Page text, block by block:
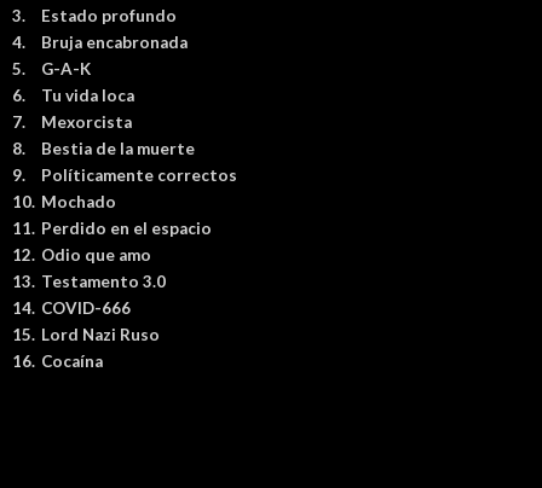
3.
Estado profundo
4.
Bruja encabronada
5.
G-A-K
6.
Tu vida loca
7.
Mexorcista
8.
Bestia de la muerte
9.
Políticamente correctos
10. Mochado
11. Perdido en el espacio
12. Odio que amo
13. Testamento 3.0
14. COVID-666
15. Lord Nazi Ruso
16. Cocaína